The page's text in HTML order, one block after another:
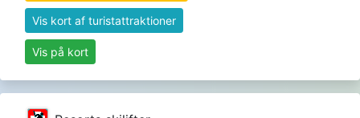
Vis kort af turistattraktioner
Vis på kort